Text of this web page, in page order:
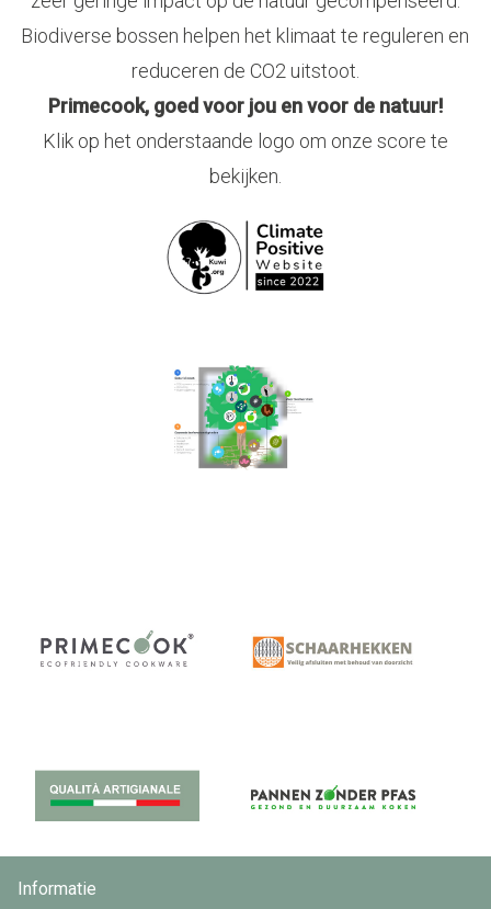
Biodiverse bossen helpen het klimaat te reguleren en
reduceren de CO2 uitstoot.
Primecook, goed voor jou en voor de natuur!
Klik op het onderstaande logo om onze score te
bekijken.
Informatie